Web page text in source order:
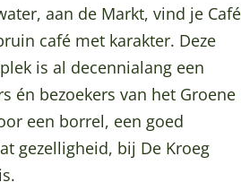
aan de Markt, vind je Café
café met karakter. Deze
is al decennialang een
én bezoekers van het Groene
een borrel, een goed
gezelligheid, bij De Kroeg